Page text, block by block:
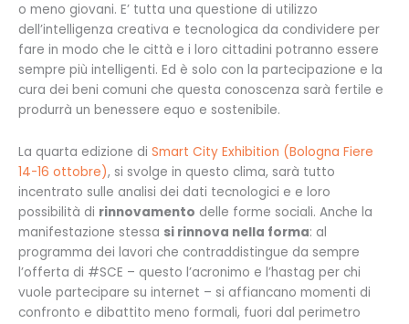
o meno giovani. E’ tutta una questione di utilizzo
dell’intelligenza creativa e tecnologica da condividere per
fare in modo che le città e i loro cittadini potranno essere
sempre più intelligenti. Ed è solo con la partecipazione e la
cura dei beni comuni che questa conoscenza sarà fertile e
produrrà un benessere equo e sostenibile.
La quarta edizione di Smart City Exhibition (Bologna Fiere
14-16 ottobre), si svolge in questo clima, sarà tutto
incentrato sulle analisi dei dati tecnologici e e loro
possibilità di rinnovamento delle forme sociali. Anche la
manifestazione stessa si rinnova nella forma: al
programma dei lavori che contraddistingue da sempre
l’offerta di #SCE – questo l’acronimo e l’hastag per chi
vuole partecipare su internet – si affiancano momenti di
confronto e dibattito meno formali, fuori dal perimetro